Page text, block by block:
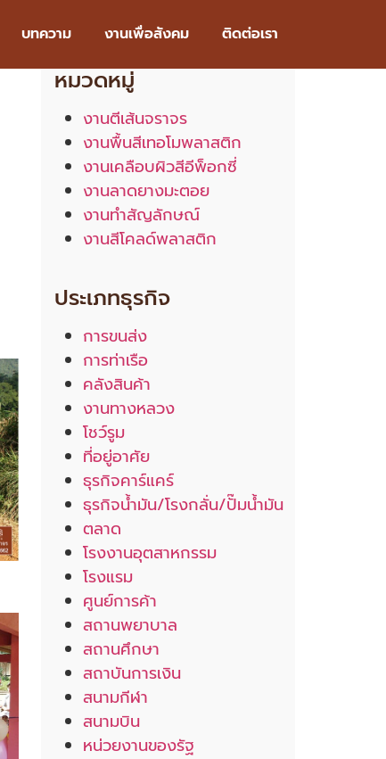
บทความ งานเพื่อสังคม
ติดต่อเรา
หมวดหมู่
งานตีเส้นจราจร
งานพื้นสีเทอโมพลาสติก
งานเคลือบผิวสีอีพ็อกซี่
งานลาดยางมะตอย
งานทำสัญลักษณ์
งานสีโคลด์พลาสติก
ประเภทธุรกิจ
การขนส่ง
การท่าเรือ
คลังสินค้า
งานทางหลวง
โชว์รูม
ที่อยู่อาศัย
ธุรกิจคาร์แคร์
ธุรกิจน้ำมัน/โรงกลั่น/ปั๊มน้ำมัน
ตลาด
โรงงานอุตสาหกรรม
โรงแรม
ศูนย์การค้า
สถานพยาบาล
สถานศึกษา
สถาบันการเงิน
สนามกีฬา
สนามบิน
หน่วยงานของรัฐ